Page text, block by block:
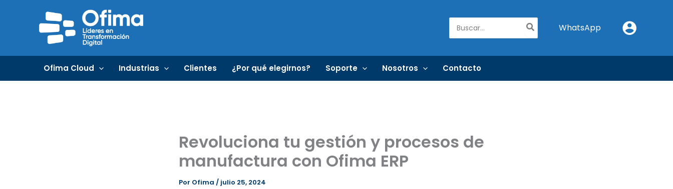
contenido
por:
WhatsApp
Ofima Cloud Industrias Clientes ¿Por qué elegirnos? Soporte Nosotros Contacto
Revoluciona tu gestión y procesos de
manufactura con Ofima ERP
Por Ofima / julio 25, 2024